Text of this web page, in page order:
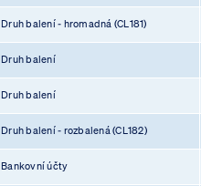
Druh balení - hromadná (CL181)
Druh balení
Druh balení
Druh balení - rozbalená (CL182)
Bankovní účty